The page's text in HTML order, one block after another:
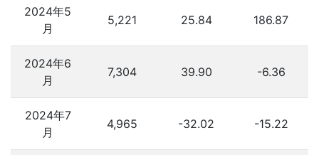
2024年5
月
5,221 25.84 186.87
2024年6
月
7,304 39.90 -6.36
2024年7
月
4,965 -32.02 -15.22